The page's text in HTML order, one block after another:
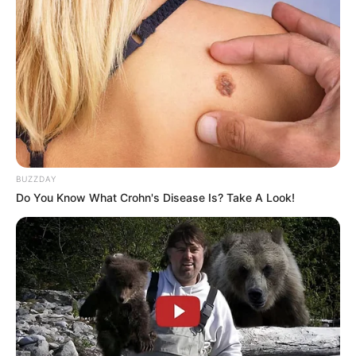
Menghambat penuaan dini
Menurunkan risiko penyakit kardiovaskular
Mengurangi stress dan menenangkan pikiran.
Antara matcha dan green tea, mana yang lebih sehat?
BUZZDAY
Do You Know What Crohn's Disease Is? Take A Look!